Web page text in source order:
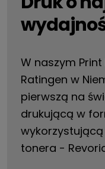
W naszym
Ratingen w
pierwszą na
drukującą w
tonera -